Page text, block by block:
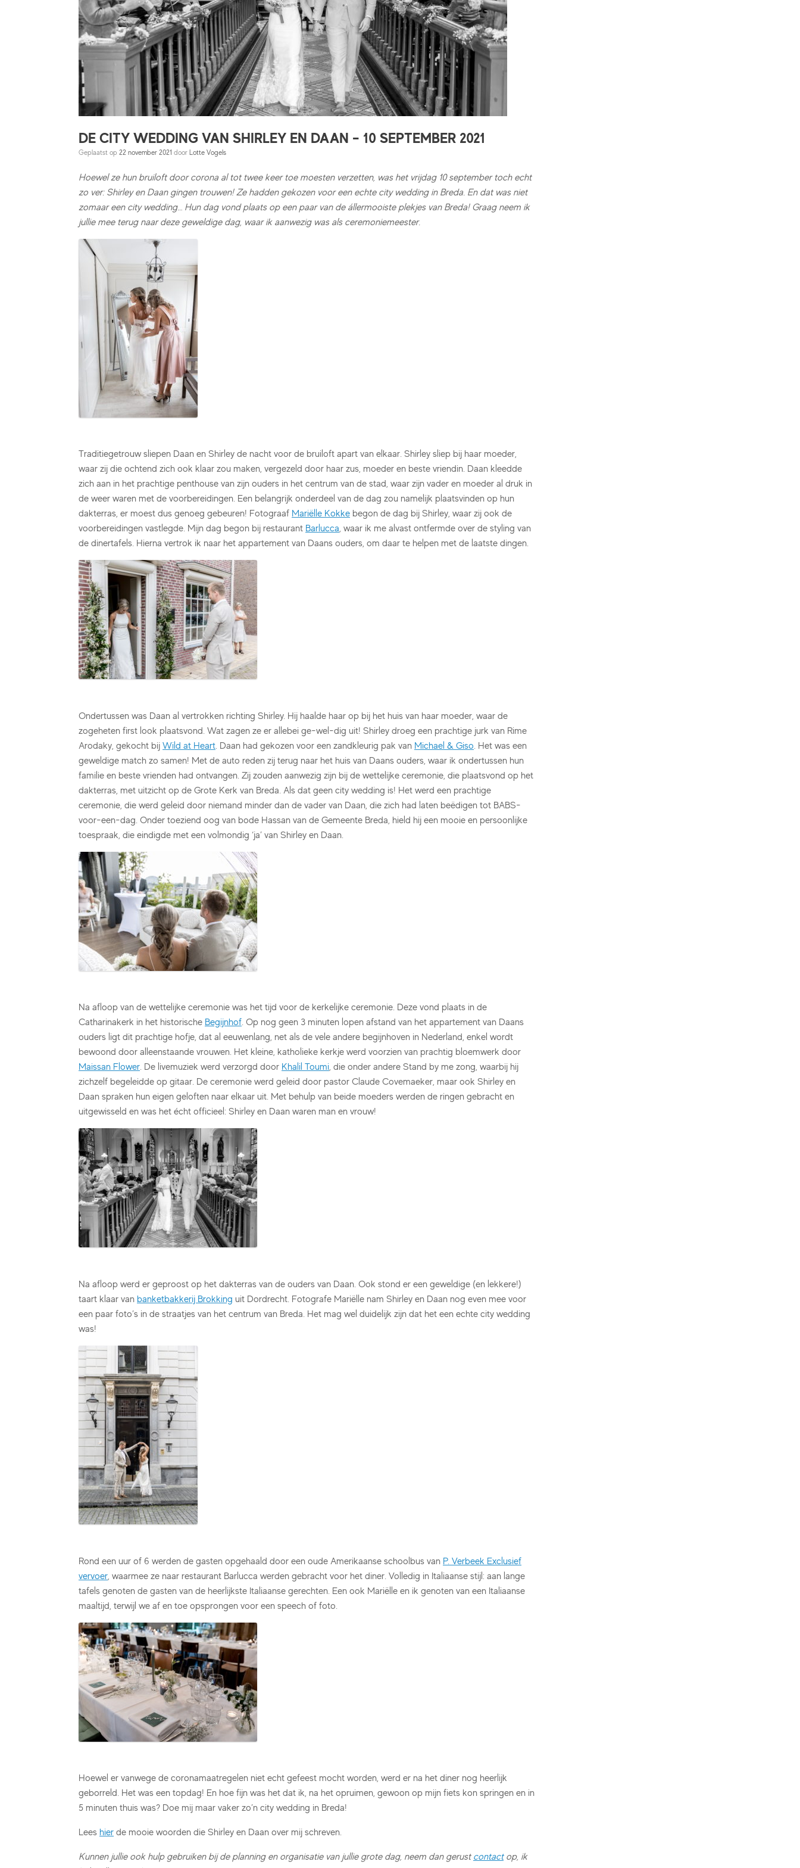
DE CITY WEDDING VAN SHIRLEY EN DAAN – 10 SEPTEMBER 2021
Geplaatst op 22 november 2021 door Lotte Vogels
Hoewel ze hun bruiloft door corona al tot twee keer toe moesten verzetten, was het vrijdag 10 september toch echt
zo ver: Shirley en Daan gingen trouwen! Ze hadden gekozen voor een echte city wedding in Breda. En dat was niet
zomaar een city wedding… Hun dag vond plaats op een paar van de állermooiste plekjes van Breda! Graag neem ik
jullie mee terug naar deze geweldige dag, waar ik aanwezig was als ceremoniemeester.
Traditiegetrouw sliepen Daan en Shirley de nacht voor de bruiloft apart van elkaar. Shirley sliep bij haar moeder,
waar zij die ochtend zich ook klaar zou maken, vergezeld door haar zus, moeder en beste vriendin. Daan kleedde
zich aan in het prachtige penthouse van zijn ouders in het centrum van de stad, waar zijn vader en moeder al druk in
de weer waren met de voorbereidingen. Een belangrijk onderdeel van de dag zou namelijk plaatsvinden op hun
dakterras, er moest dus genoeg gebeuren! Fotograaf Mariëlle Kokke begon de dag bij Shirley, waar zij ook de
voorbereidingen vastlegde. Mijn dag begon bij restaurant Barlucca, waar ik me alvast ontfermde over de styling van
de dinertafels. Hierna vertrok ik naar het appartement van Daans ouders, om daar te helpen met de laatste dingen.
Ondertussen was Daan al vertrokken richting Shirley. Hij haalde haar op bij het huis van haar moeder, waar de
zogeheten first look plaatsvond. Wat zagen ze er allebei ge-wel-dig uit! Shirley droeg een prachtige jurk van Rime
Arodaky, gekocht bij Wild at Heart . Daan had gekozen voor een zandkleurig pak van Michael & Giso . Het was een
geweldige match zo samen! Met de auto reden zij terug naar het huis van Daans ouders, waar ik ondertussen hun
familie en beste vrienden had ontvangen. Zij zouden aanwezig zijn bij de wettelijke ceremonie, die plaatsvond op het
dakterras, met uitzicht op de Grote Kerk van Breda. Als dat geen city wedding is! Het werd een prachtige
ceremonie, die werd geleid door niemand minder dan de vader van Daan, die zich had laten beëdigen tot BABS-
voor-een-dag. Onder toeziend oog van bode Hassan van de Gemeente Breda, hield hij een mooie en persoonlijke
toespraak, die eindigde met een volmondig ‘ja’ van Shirley en Daan.
Na afloop van de wettelijke ceremonie was het tijd voor de kerkelijke ceremonie. Deze vond plaats in de
Catharinakerk in het historische Begijnhof. Op nog geen 3 minuten lopen afstand van het appartement van Daans
ouders ligt dit prachtige hofje, dat al eeuwenlang, net als de vele andere begijnhoven in Nederland, enkel wordt
bewoond door alleenstaande vrouwen. Het kleine, katholieke kerkje werd voorzien van prachtig bloemwerk door
Maissan Flower. De livemuziek werd verzorgd door Khalil Toumi, die onder andere Stand by me zong, waarbij hij
zichzelf begeleidde op gitaar. De ceremonie werd geleid door pastor Claude Covemaeker, maar ook Shirley en
Daan spraken hun eigen geloften naar elkaar uit. Met behulp van beide moeders werden de ringen gebracht en
uitgewisseld en was het écht officieel: Shirley en Daan waren man en vrouw!
Na afloop werd er geproost op het dakterras van de ouders van Daan. Ook stond er een geweldige (en lekkere!)
taart klaar van banketbakkerij Brokking uit Dordrecht. Fotografe Mariëlle nam Shirley en Daan nog even mee voor
een paar foto’s in de straatjes van het centrum van Breda. Het mag wel duidelijk zijn dat het een echte city wedding
was!
Rond een uur of 6 werden de gasten opgehaald door een oude Amerikaanse schoolbus van P. Verbeek Exclusief
vervoer , waarmee ze naar restaurant Barlucca werden gebracht voor het diner. Volledig in Italiaanse stijl: aan lange
tafels genoten de gasten van de heerlijkste Italiaanse gerechten. Een ook Mariëlle en ik genoten van een Italiaanse
maaltijd, terwijl we af en toe opsprongen voor een speech of foto.
Hoewel er vanwege de coronamaatregelen niet echt gefeest mocht worden, werd er na het diner nog heerlijk
geborreld. Het was een topdag! En hoe fijn was het dat ik, na het opruimen, gewoon op mijn fiets kon springen en in
5 minuten thuis was? Doe mij maar vaker zo’n city wedding in Breda!
Lees hier de mooie woorden die Shirley en Daan over mij schreven.
Kunnen jullie ook hulp gebruiken bij de planning en organisatie van jullie grote dag, neem dan gerust contactop, ik